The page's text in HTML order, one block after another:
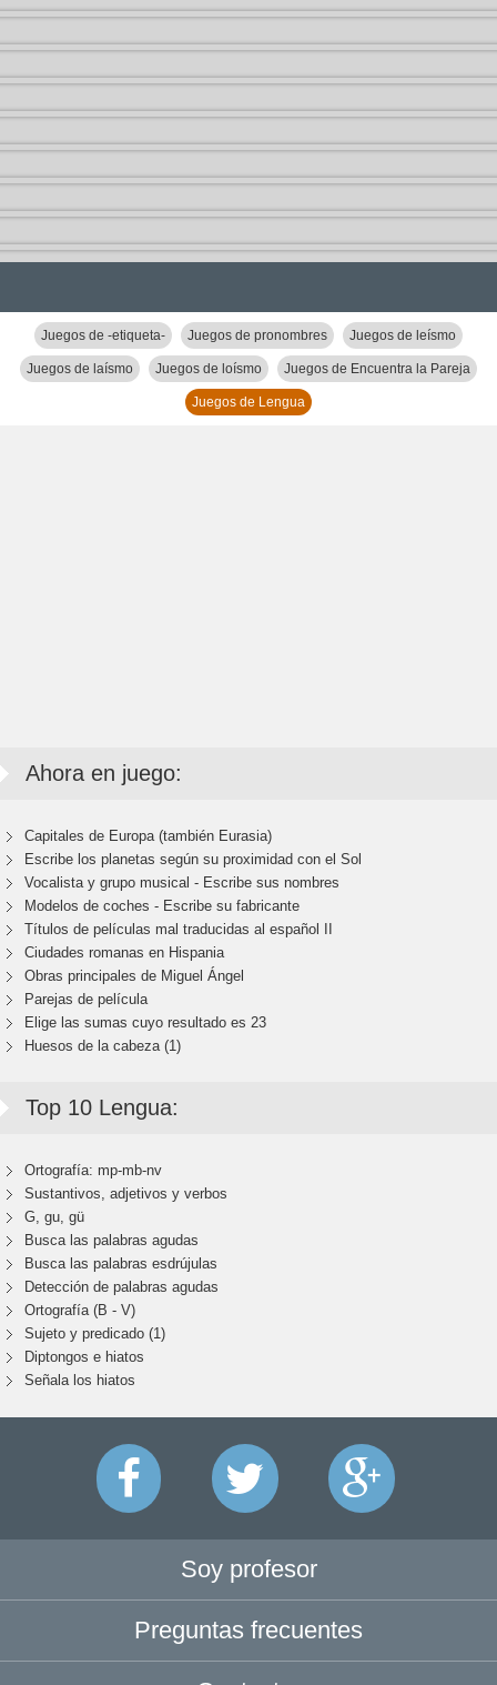
Juegos de -etiqueta- Juegos de pronombres Juegos de leísmo
Juegos de laísmo Juegos de loísmo Juegos de Encuentra la Pareja
Juegos de Lengua
Ahora en juego:
Capitales de Europa (también Eurasia)
Escribe los planetas según su proximidad con el Sol
Vocalista y grupo musical - Escribe sus nombres
Modelos de coches - Escribe su fabricante
Títulos de películas mal traducidas al español II
Ciudades romanas en Hispania
Obras principales de Miguel Ángel
Parejas de película
Elige las sumas cuyo resultado es 23
Huesos de la cabeza (1)
Top 10 Lengua:
Ortografía: mp-mb-nv
Sustantivos, adjetivos y verbos
G, gu, gü
Busca las palabras agudas
Busca las palabras esdrújulas
Detección de palabras agudas
Ortografía (B - V)
Sujeto y predicado (1)
Diptongos e hiatos
Señala los hiatos
Soy profesor
Preguntas frecuentes